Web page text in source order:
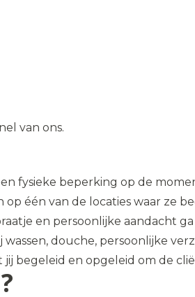
van ons.
fysieke beperking op de
één van de locaties waar ze
en persoonlijke aandacht
douche, persoonlijke
begeleid en opgeleid om de